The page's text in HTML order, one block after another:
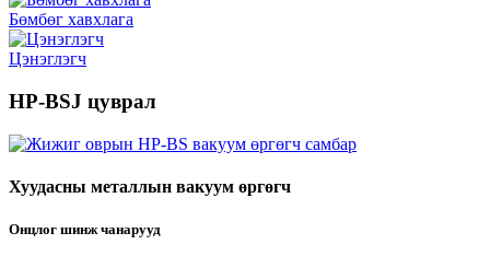
Бөмбөг хавхлага
Цэнэглэгч
HP-BSJ цуврал
Хуудасны металлын вакуум өргөгч
Онцлог шинж чанарууд